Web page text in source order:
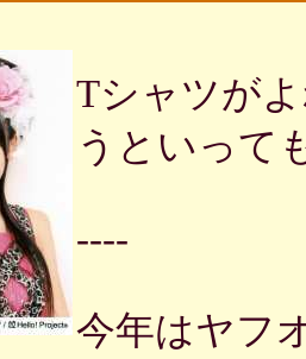
Tシャツが
うといって
----
今年はヤフ